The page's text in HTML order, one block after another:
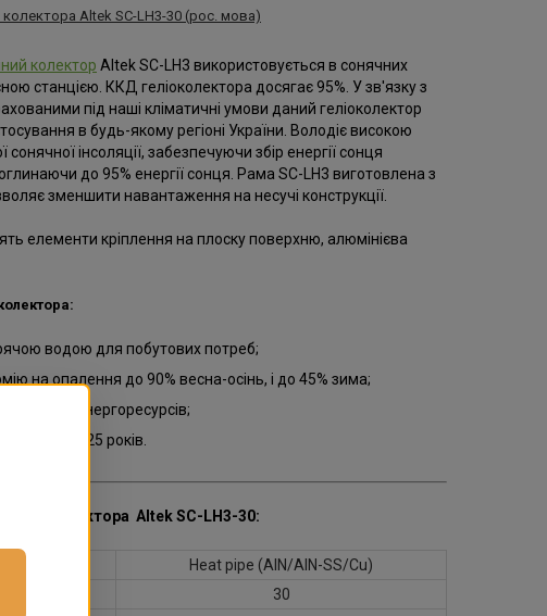
колектора Altek SC-LH3-30 (рос. мова)
колектор Altek SC-LH3 використовується в сонячних
станцією. ККД геліоколектора досягає 95%. У зв'язку з
під наші кліматичні умови даний геліоколектор
в будь-якому регіоні України. Володіє високою
інсоляції, забезпечуючи збір енергії сонця
до 95% енергії сонця. Рама SC-LH3 виготовлена з
зменшити навантаження на несучі конструкції.
елементи кріплення на плоску поверхню, алюмінієва
водою для побутових потреб;
на опалення до 90% весна-осінь, і до 45% зима;
енергоресурсів;
менше 15-25 років.
колектора Altek SC-LH3-30:
Heat pipe (AlN/AlN-SS/Cu)
30